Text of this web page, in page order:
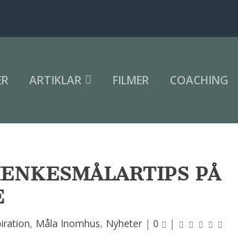
ARTIKLAR FILMER COACHING
PÅ
, Måla Inomhus, Nyheter |0 |